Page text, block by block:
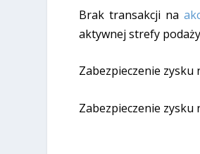
Brak transakcji na
aktywnej strefy
Zabezpieczenie zysku
Zabezpieczenie zysku